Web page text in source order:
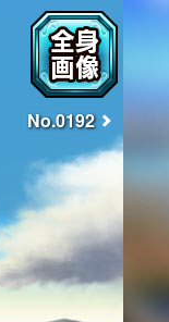
No.0192